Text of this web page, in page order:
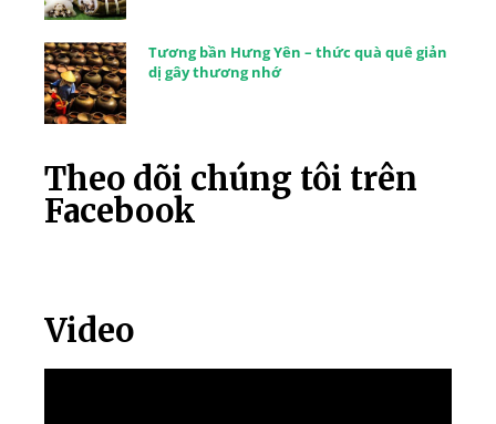
Tương bần Hưng Yên – thức quà quê giản
dị gây thương nhớ
Theo dõi chúng tôi trên
Facebook
Video